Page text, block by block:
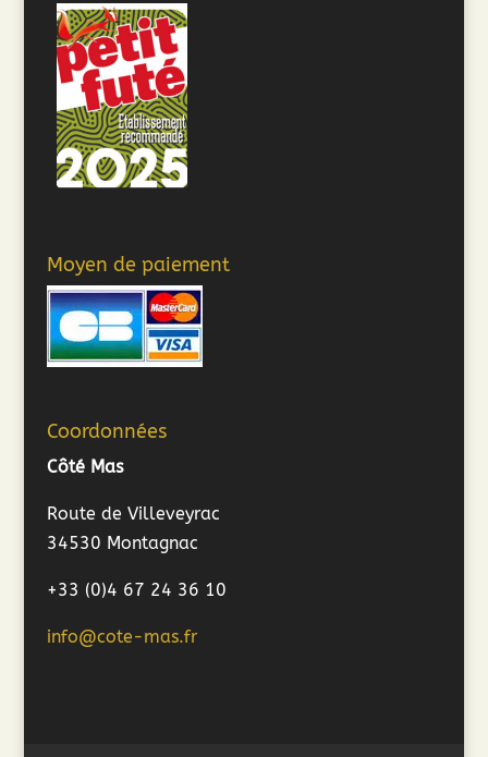
Moyen de paiement
Coordonnées
Côté Mas
Route de Villeveyrac
34530 Montagnac
+33 (0)4 67 24 36 10
info@cote-mas.fr